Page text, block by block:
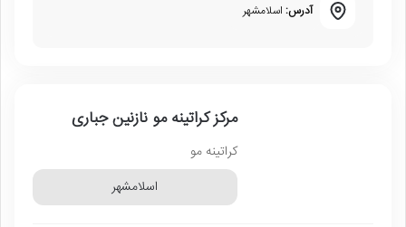
آدرس: اسلامشهر
مرکز کراتینه مو نازنین جباری
کراتینه مو
اسلامشهر